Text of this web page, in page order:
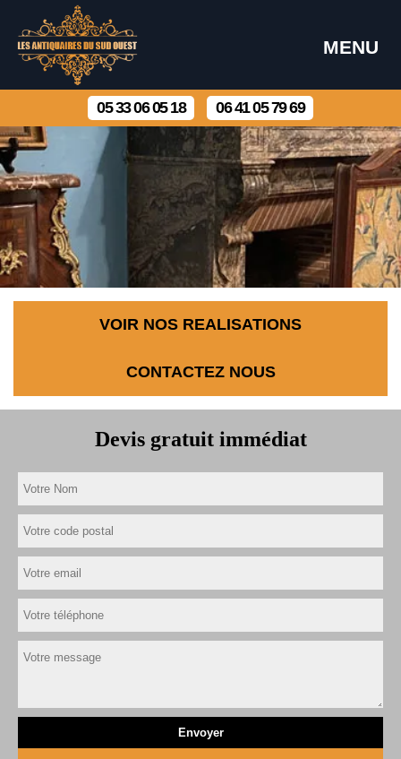
MENU
05 33 06 05 18 06 41 05 79 69
VOIR NOS REALISATIONS
CONTACTEZ NOUS
Devis gratuit immédiat